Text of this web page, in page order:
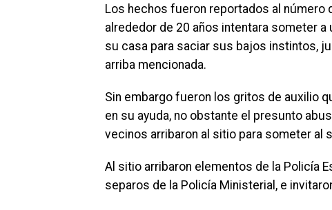
Los hechos fueron reportados al
alrededor de 20 años intentara someter
su casa para saciar sus bajos instintos,
arriba mencionada.
Sin embargo fueron los gritos de auxilio
en su ayuda, no obstante el presunto
vecinos arribaron al sitio para someter al
Al sitio arribaron elementos de la Policía
separos de la Policía Ministerial, e